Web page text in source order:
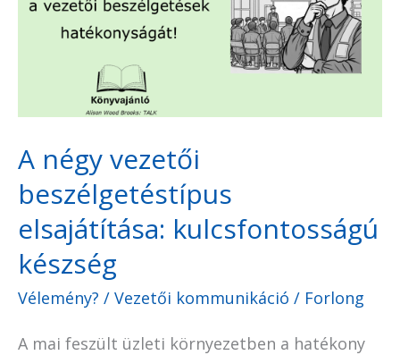
A négy vezetői
beszélgetéstípus
elsajátítása: kulcsfontosságú
készség
Vélemény? / Vezetői kommunikáció / Forlong
A mai feszült üzleti környezetben a hatékony
beszélgetéstípus
elsajátítása:
kulcsfontosságú